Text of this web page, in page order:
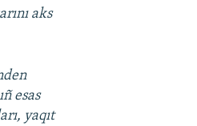
aks
esas
yaqıt